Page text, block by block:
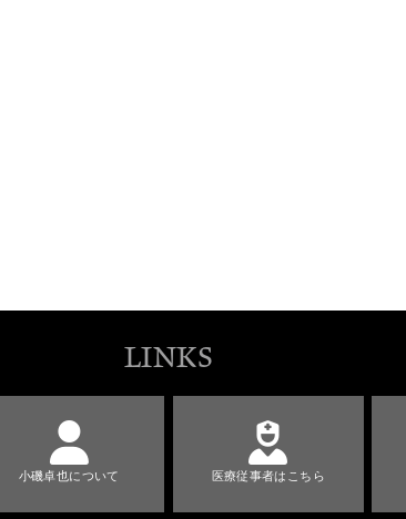
LINKS
小磯卓也について 医療従事者はこちら